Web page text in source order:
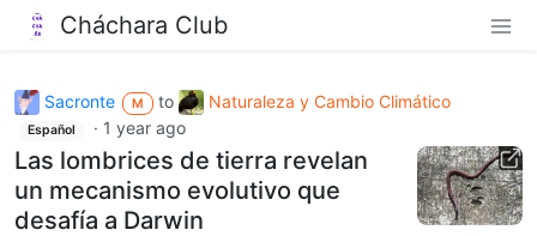
Cháchara Club
Sacronte M to Naturaleza y Cambio Climático
Español · 1 year ago
Las lombrices de tierra revelan
un mecanismo evolutivo que
desafía a Darwin